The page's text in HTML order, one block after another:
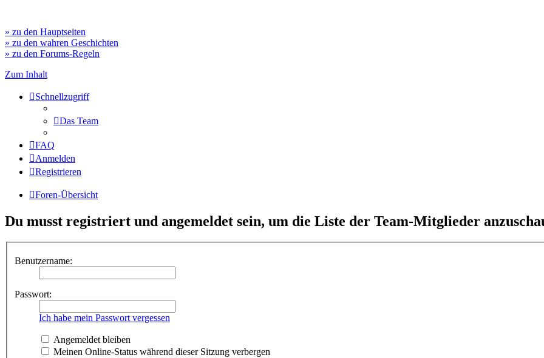
» zu den Hauptseiten
» zu den wahren Geschichten
» zu den Forums-Regeln
Zum Inhalt
Schnellzugriff
Das Team
FAQ
Anmelden
Registrieren
Foren-Übersicht
Du musst registriert und angemeldet sein, um die Liste der Team-Mitglieder
Benutzername:
Passwort:
Ich habe mein Passwort vergessen
Angemeldet bleiben
Meinen Online-Status während dieser Sitzung verbergen